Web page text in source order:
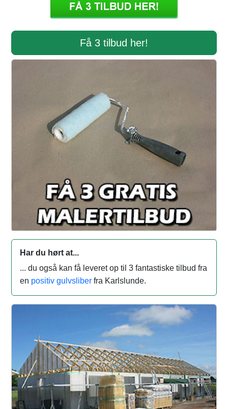
Få 3 tilbud her!
Har du hørt at...
... du også kan få leveret op til 3 fantastiske tilbud fra
en positiv gulvsliber fra Karlslunde.